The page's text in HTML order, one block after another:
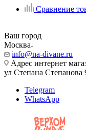
Сравнение
Ваш город
Москва
info@na-divane.ru
Адрес интернет
ул Степана
Telegram
WhatsApp